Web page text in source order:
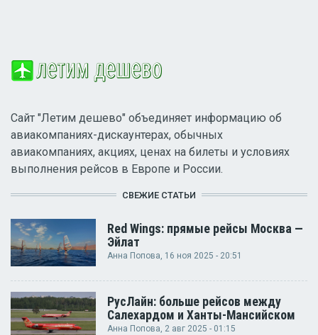
Сайт "Летим дешево" объединяет информацию об
авиакомпаниях-дискаунтерах, обычных
авиакомпаниях, акциях, ценах на билеты и условиях
выполнения рейсов в Европе и России.
СВЕЖИЕ СТАТЬИ
Red Wings: прямые рейсы Москва —
Эйлат
Анна Попова, 16 ноя 2025 - 20:51
РусЛайн: больше рейсов между
Салехардом и Ханты-Мансийском
Анна Попова, 2 авг 2025 - 01:15